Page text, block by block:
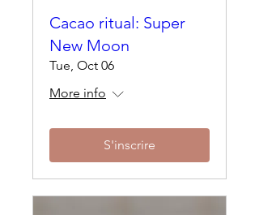
Cacao ritual: Super
New Moon
Tue, Oct 06
More info
S'inscrire